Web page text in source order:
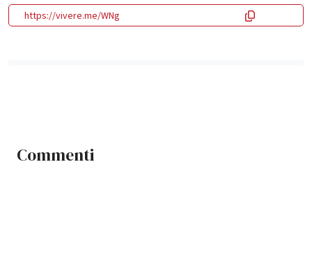
https://vivere.me/WNg
Commenti